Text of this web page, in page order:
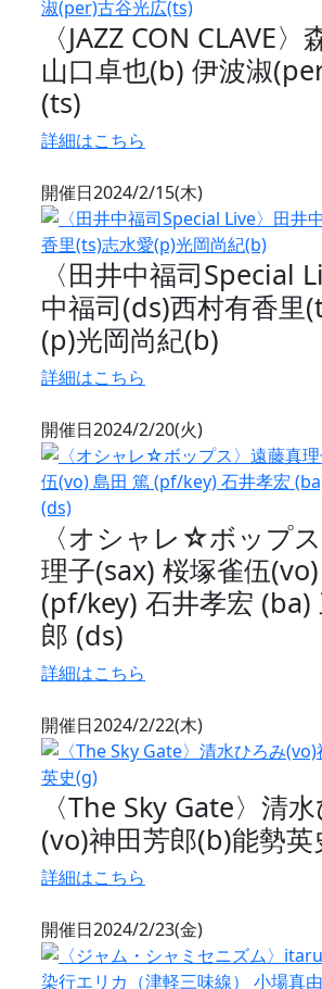
〈JAZZ CON CLAVE
山口卓也(b) 伊波淑
(ts)
詳細はこちら
開催日2024/2/15(木)
〈田井中福司Special
中福司(ds)西村有香里
(p)光岡尚紀(b)
詳細はこちら
開催日2024/2/20(火)
〈オシャレ☆ボップ
理子(sax) 桜塚雀伍
(pf/key) 石井孝宏 (ba)
郎 (ds)
詳細はこちら
開催日2024/2/22(木)
〈The Sky Gate〉清
(vo)神田芳郎(b)能勢英
詳細はこちら
開催日2024/2/23(金)